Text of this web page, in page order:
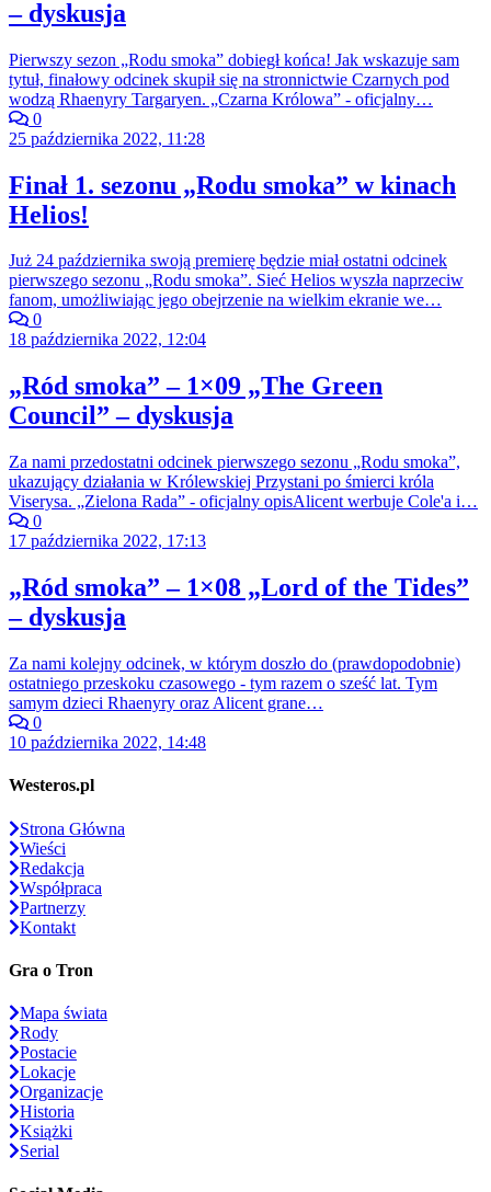
– dyskusja
Pierwszy sezon „Rodu smoka” dobiegł końca! Jak wskazuje sam
tytuł, finałowy odcinek skupił się na stronnictwie Czarnych pod
wodzą Rhaenyry Targaryen. „Czarna Królowa” - oficjalny…
0
25 października 2022, 11:28
Finał 1. sezonu „Rodu smoka” w kinach
Helios!
Już 24 października swoją premierę będzie miał ostatni odcinek
pierwszego sezonu „Rodu smoka”. Sieć Helios wyszła naprzeciw
fanom, umożliwiając jego obejrzenie na wielkim ekranie we…
0
18 października 2022, 12:04
„Ród smoka” – 1×09 „The Green
Council” – dyskusja
Za nami przedostatni odcinek pierwszego sezonu „Rodu smoka”,
ukazujący działania w Królewskiej Przystani po śmierci króla
Viserysa. „Zielona Rada” - oficjalny opisAlicent werbuje Cole'a i…
0
17 października 2022, 17:13
„Ród smoka” – 1×08 „Lord of the Tides”
– dyskusja
Za nami kolejny odcinek, w którym doszło do (prawdopodobnie)
ostatniego przeskoku czasowego - tym razem o sześć lat. Tym
samym dzieci Rhaenyry oraz Alicent grane…
0
10 października 2022, 14:48
Westeros.pl
Strona Główna
Wieści
Redakcja
Współpraca
Partnerzy
Kontakt
Gra o Tron
Mapa świata
Rody
Postacie
Lokacje
Organizacje
Historia
Książki
Serial